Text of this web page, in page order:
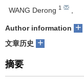
WANG Derong 1
Author information +
文章历史 +
摘要